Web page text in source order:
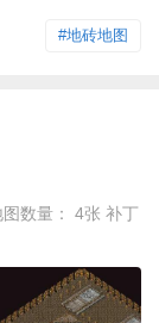
#地砖地图
数量： 4张 补丁